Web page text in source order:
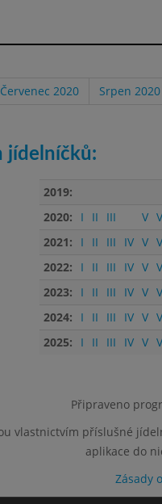
Červenec 2020 Srpen 2020
jídelníčků:
2019:
2020:
I II III V
2021:
I II III IV V
2022:
I II III IV V
2023:
I II III IV V
2024:
I II III IV V
2025:
I II III IV V
Připraveno
vlastnictvím příslušné
aplikace do
Zásady